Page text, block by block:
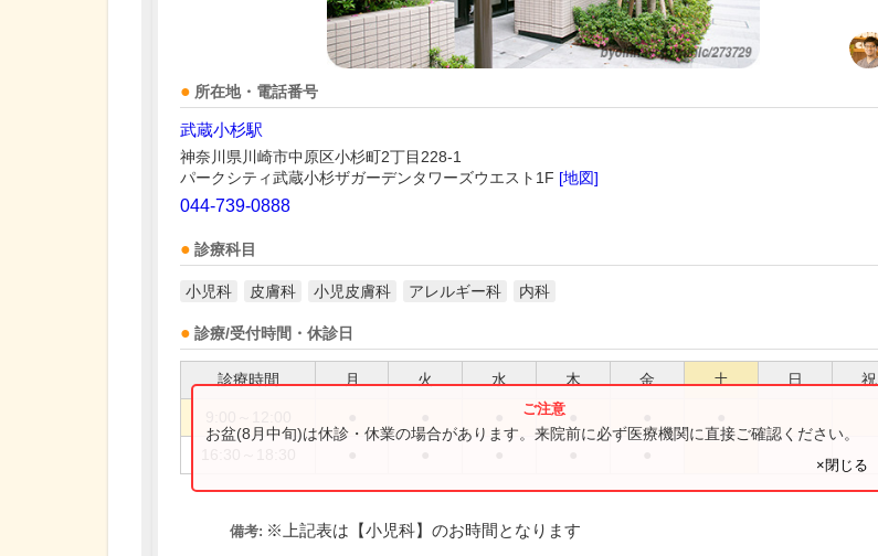
所在地・電話番号
武蔵小杉駅
神奈川県川崎市中原区小杉町2丁目228-1
パークシティ武蔵小杉ザガーデンタワーズウエスト1F [地図]
044-739-0888
診療科目
小児科 皮膚科 小児皮膚科 アレルギー科 内科
診療/受付時間・休診日
診療時間 月 火 水 木 金 土 日 祝
お盆(8月中旬)は休診・休業の場合があります。来院前に必ず医療機関に直接ご確認ください。
×閉じる
備考: ※上記表は【小児科】のお時間となります